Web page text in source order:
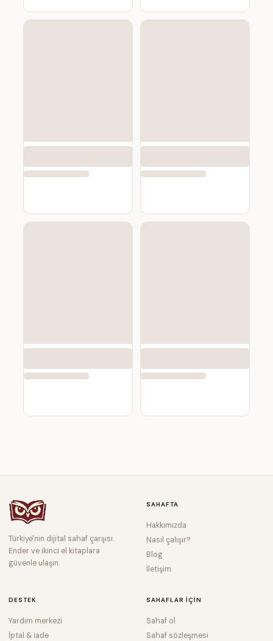
Türkiye'nin dijital sahaf çarşısı.
Ender ve ikinci el kitaplara
güvenle ulaşın.
SAHAFTA
Hakkımızda
Nasıl çalışır?
Blog
İletişim
DESTEK
Yardım merkezi
İptal & iade
SAHAFLAR IÇIN
Sahaf ol
Sahaf sözleşmesi